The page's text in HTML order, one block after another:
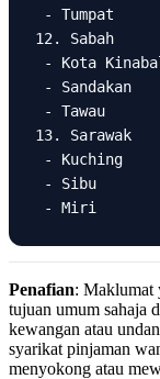
- Tumpat
12. Sabah
- Kota
- Sandakan
- Tawau
13. Sarawak
- Kuching
- Sibu
- Miri
Penafian: Maklumat
tujuan umum sahaja
kewangan atau
syarikat pinjaman
menyokong atau